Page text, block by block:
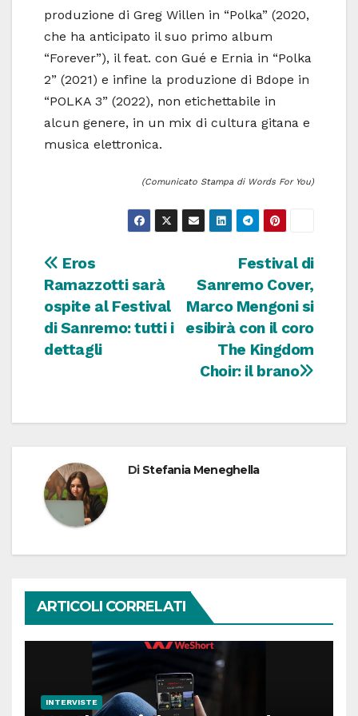
produzione di Greg Willen in “Polka” (2020,
che ha anticipato il suo primo album
“Forever”), il feat. con Gué e Ernia in “Polka
2” (2021) e infine la produzione di Bdope in
“POLKA 3” (2022), non etichettabile in
alcun genere, in un mix di cultura gitana e
musica elettronica.
(Comunicato Stampa di Words For You)
Navigazione
articoli
Festival di
Sanremo Cover,
Marco Mengoni si
esibirà con il coro
The Kingdom
Choir: il brano
Eros
Ramazzotti sarà
ospite al Festival
di Sanremo: tutti i
dettagli
Di Stefania Meneghella
ARTICOLI CORRELATI
INTERVISTE